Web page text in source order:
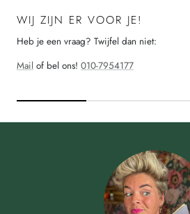
WIJ ZIJN ER VOOR JE!
Heb je een vraag? Twijfel dan niet:
Mail of bel ons! 010-7954177